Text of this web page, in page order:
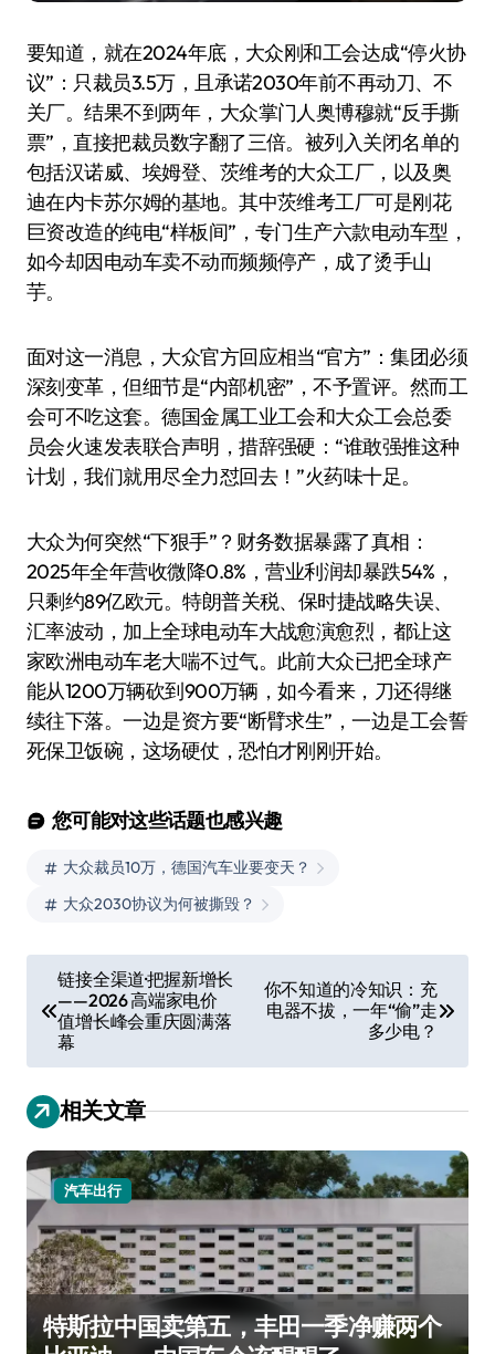
要知道，就在2024年底，大众刚和工会达成“停火协
议”：只裁员3.5万，且承诺2030年前不再动刀、不
关厂。结果不到两年，大众掌门人奥博穆就“反手撕
票”，直接把裁员数字翻了三倍。被列入关闭名单的
包括汉诺威、埃姆登、茨维考的大众工厂，以及奥
迪在内卡苏尔姆的基地。其中茨维考工厂可是刚花
巨资改造的纯电“样板间”，专门生产六款电动车型，
如今却因电动车卖不动而频频停产，成了烫手山
芋。
面对这一消息，大众官方回应相当“官方”：集团必须
深刻变革，但细节是“内部机密”，不予置评。然而工
会可不吃这套。德国金属工业工会和大众工会总委
员会火速发表联合声明，措辞强硬：“谁敢强推这种
计划，我们就用尽全力怼回去！”火药味十足。
大众为何突然“下狠手”？财务数据暴露了真相：
2025年全年营收微降0.8%，营业利润却暴跌54%，
只剩约89亿欧元。特朗普关税、保时捷战略失误、
汇率波动，加上全球电动车大战愈演愈烈，都让这
家欧洲电动车老大喘不过气。此前大众已把全球产
能从1200万辆砍到900万辆，如今看来，刀还得继
续往下落。一边是资方要“断臂求生”，一边是工会誓
死保卫饭碗，这场硬仗，恐怕才刚刚开始。
您可能对这些话题也感兴趣
大众裁员10万，德国汽车业要变天？
大众2030协议为何被撕毁？
章
链接全渠道·把握新增长
——2026 高端家电价
值增长峰会重庆圆满落
幕
你不知道的冷知识：充
电器不拔，一年“偷”走
多少电？
相关文章
汽车出行
特斯拉中国卖第五，丰田一季净赚两个